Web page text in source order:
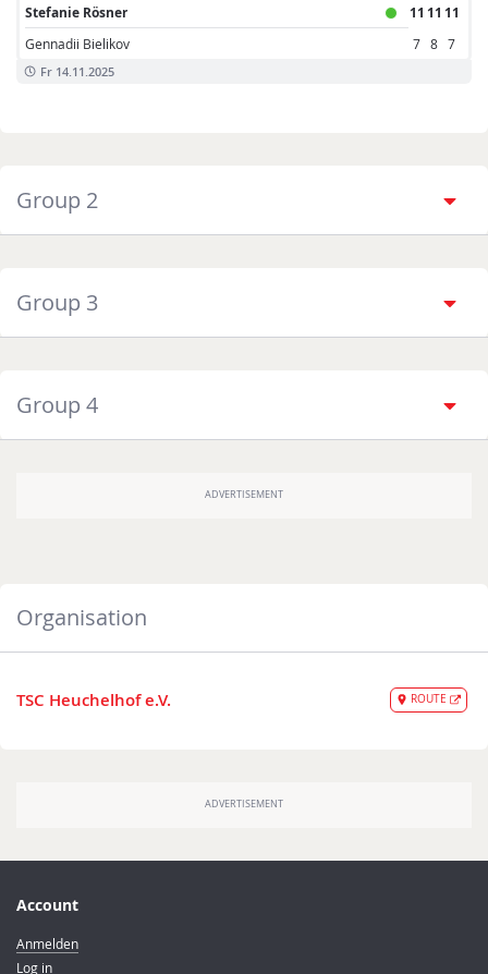
Stefanie Rösner
Gennadii Bielikov
11
7
11
8
11
7
Fr 14.11.2025
Group 2
Group 3
Group 4
Organisation
TSC Heuchelhof e.V. ROUTE
Account
Anmelden
Log in